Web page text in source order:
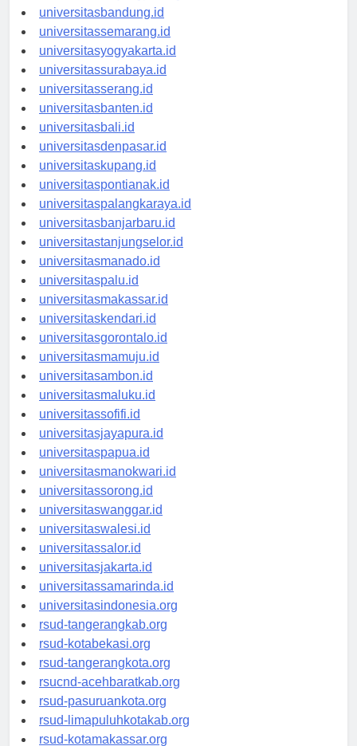
universitastanjungpinang.id
universitasbandung.id
universitassemarang.id
universitasyogyakarta.id
universitassurabaya.id
universitasserang.id
universitasbanten.id
universitasbali.id
universitasdenpasar.id
universitaskupang.id
universitaspontianak.id
universitaspalangkaraya.id
universitasbanjarbaru.id
universitastanjungselor.id
universitasmanado.id
universitaspalu.id
universitasmakassar.id
universitaskendari.id
universitasgorontalo.id
universitasmamuju.id
universitasambon.id
universitasmaluku.id
universitassofifi.id
universitasjayapura.id
universitaspapua.id
universitasmanokwari.id
universitassorong.id
universitaswanggar.id
universitaswalesi.id
universitassalor.id
universitasjakarta.id
universitassamarinda.id
universitasindonesia.org
rsud-tangerangkab.org
rsud-kotabekasi.org
rsud-tangerangkota.org
rsucnd-acehbaratkab.org
rsud-pasuruankota.org
rsud-limapuluhkotakab.org